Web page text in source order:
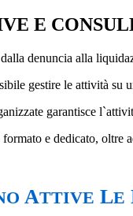
E
denuncia alla
gestire le attività su
garantisce
e dedicato,
ATTIVE LE